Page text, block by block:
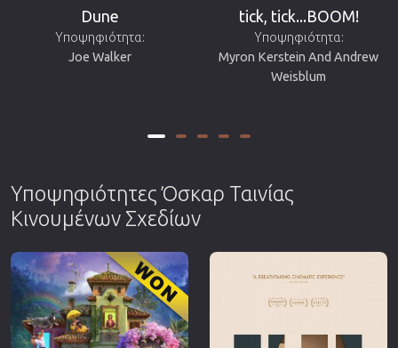
Dune
Υποψηφιότητα:
Joe Walker
tick, tick...BOOM!
Υποψηφιότητα:
Myron Kerstein And Andrew
Weisblum
Υποψηφιότητες Όσκαρ Ταινίας
Κινουμένων Σχεδίων